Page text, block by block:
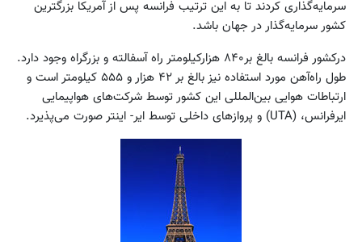
سرمایه‌گذاری کردند تا به این ترتیب فرانسه پس از آمریکا بزرگترین
کشور سرمایه‌گذار در جهان باشد.
درکشور فرانسه بالغ بر۸۴۰ هزارکیلومتر راه آسفالته و بزرگراه وجود دارد.
طول راه‌آهن مورد استفاده نیز بالغ بر ۴۲ هزار و ۵۵۵ کیلومتر است و
ارتباطات هوایی بین‌المللی این کشور توسط شرکت‌های هواپیمایی
ایرفرانس، (UTA) و پروازهای داخلی توسط ایر- اینتر صورت می‌پذیرد.